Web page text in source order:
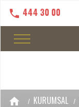
444 30 00
KURUMSAL